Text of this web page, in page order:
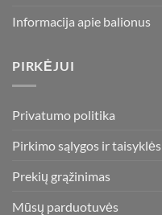
Informacija apie balionus
PIRKĖJUI
Privatumo politika
Pirkimo sąlygos ir taisyklės
Prekių grąžinimas
Mūsų parduotuvės